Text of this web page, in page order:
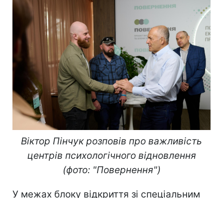
Віктор Пінчук розповів про важливість
центрів психологічного відновлення
(фото: "Повернення")
У межах блоку відкриття зі спеціальним